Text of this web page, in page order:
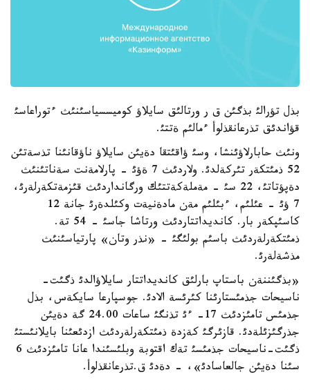
بذل تؤرالئ بذگئن ق ر ورتالئق سايلاؤ كوميسسياسئنئث ءتوراعاسئ
قؤاندئق تذرعانقذلوأ ءمالئم ةتتئ.
ونئث حابارلاؤئنشا، وسئ ؤاقئتقا دةيئن سايلاؤ ناؤقانئنا تذسةتئن
52 ذمئتكةر تئركةلدئ. ولاردئث 7 ةؤئ - پارلامةنت سةناتئنئث
دةپؤتاتئ، 22 سئ - مةملةكةتتئك ورگانداردئث قئزمةتكةرلةرئ،
7 ؤئ - عئلئم، ءبئلئم مةن مادةنيةت وكئلدةرئ جانة 12
كاسئپكةر بار. كانديداتتاردئث ورتاشا جاسئ - 54 تة.
ذمئتكةرلةردئث باسئم بولئگئ - «نذر وتان» پارتياسئنئث
مذشةلةرئ.
«بذگئننةن باستاپ بارلئق كانديداتتار سايلاؤالدئ ذگئت-
ناسيحات جذمئستارئنا كئرئسة الادئ. جوسپارعا سايكةس، بذل
جذمئس تامئزدئث 17- ءئ تذنگئ ساعات 24.00 گة دةيئن
جذرگئزئلةدئ. قازئرگئ كةزدة ذمئتكةرلةردئث ازدئعئنا بايلانئستئ
ذگئت-ناسيحات جذمئسئ تةك اقتوبة وبلئسئندا عانا تامئزدئث 6
سئنا دةيئن جالعاسادئ»، - دةدئ ق.تذرعانقذلوأ.